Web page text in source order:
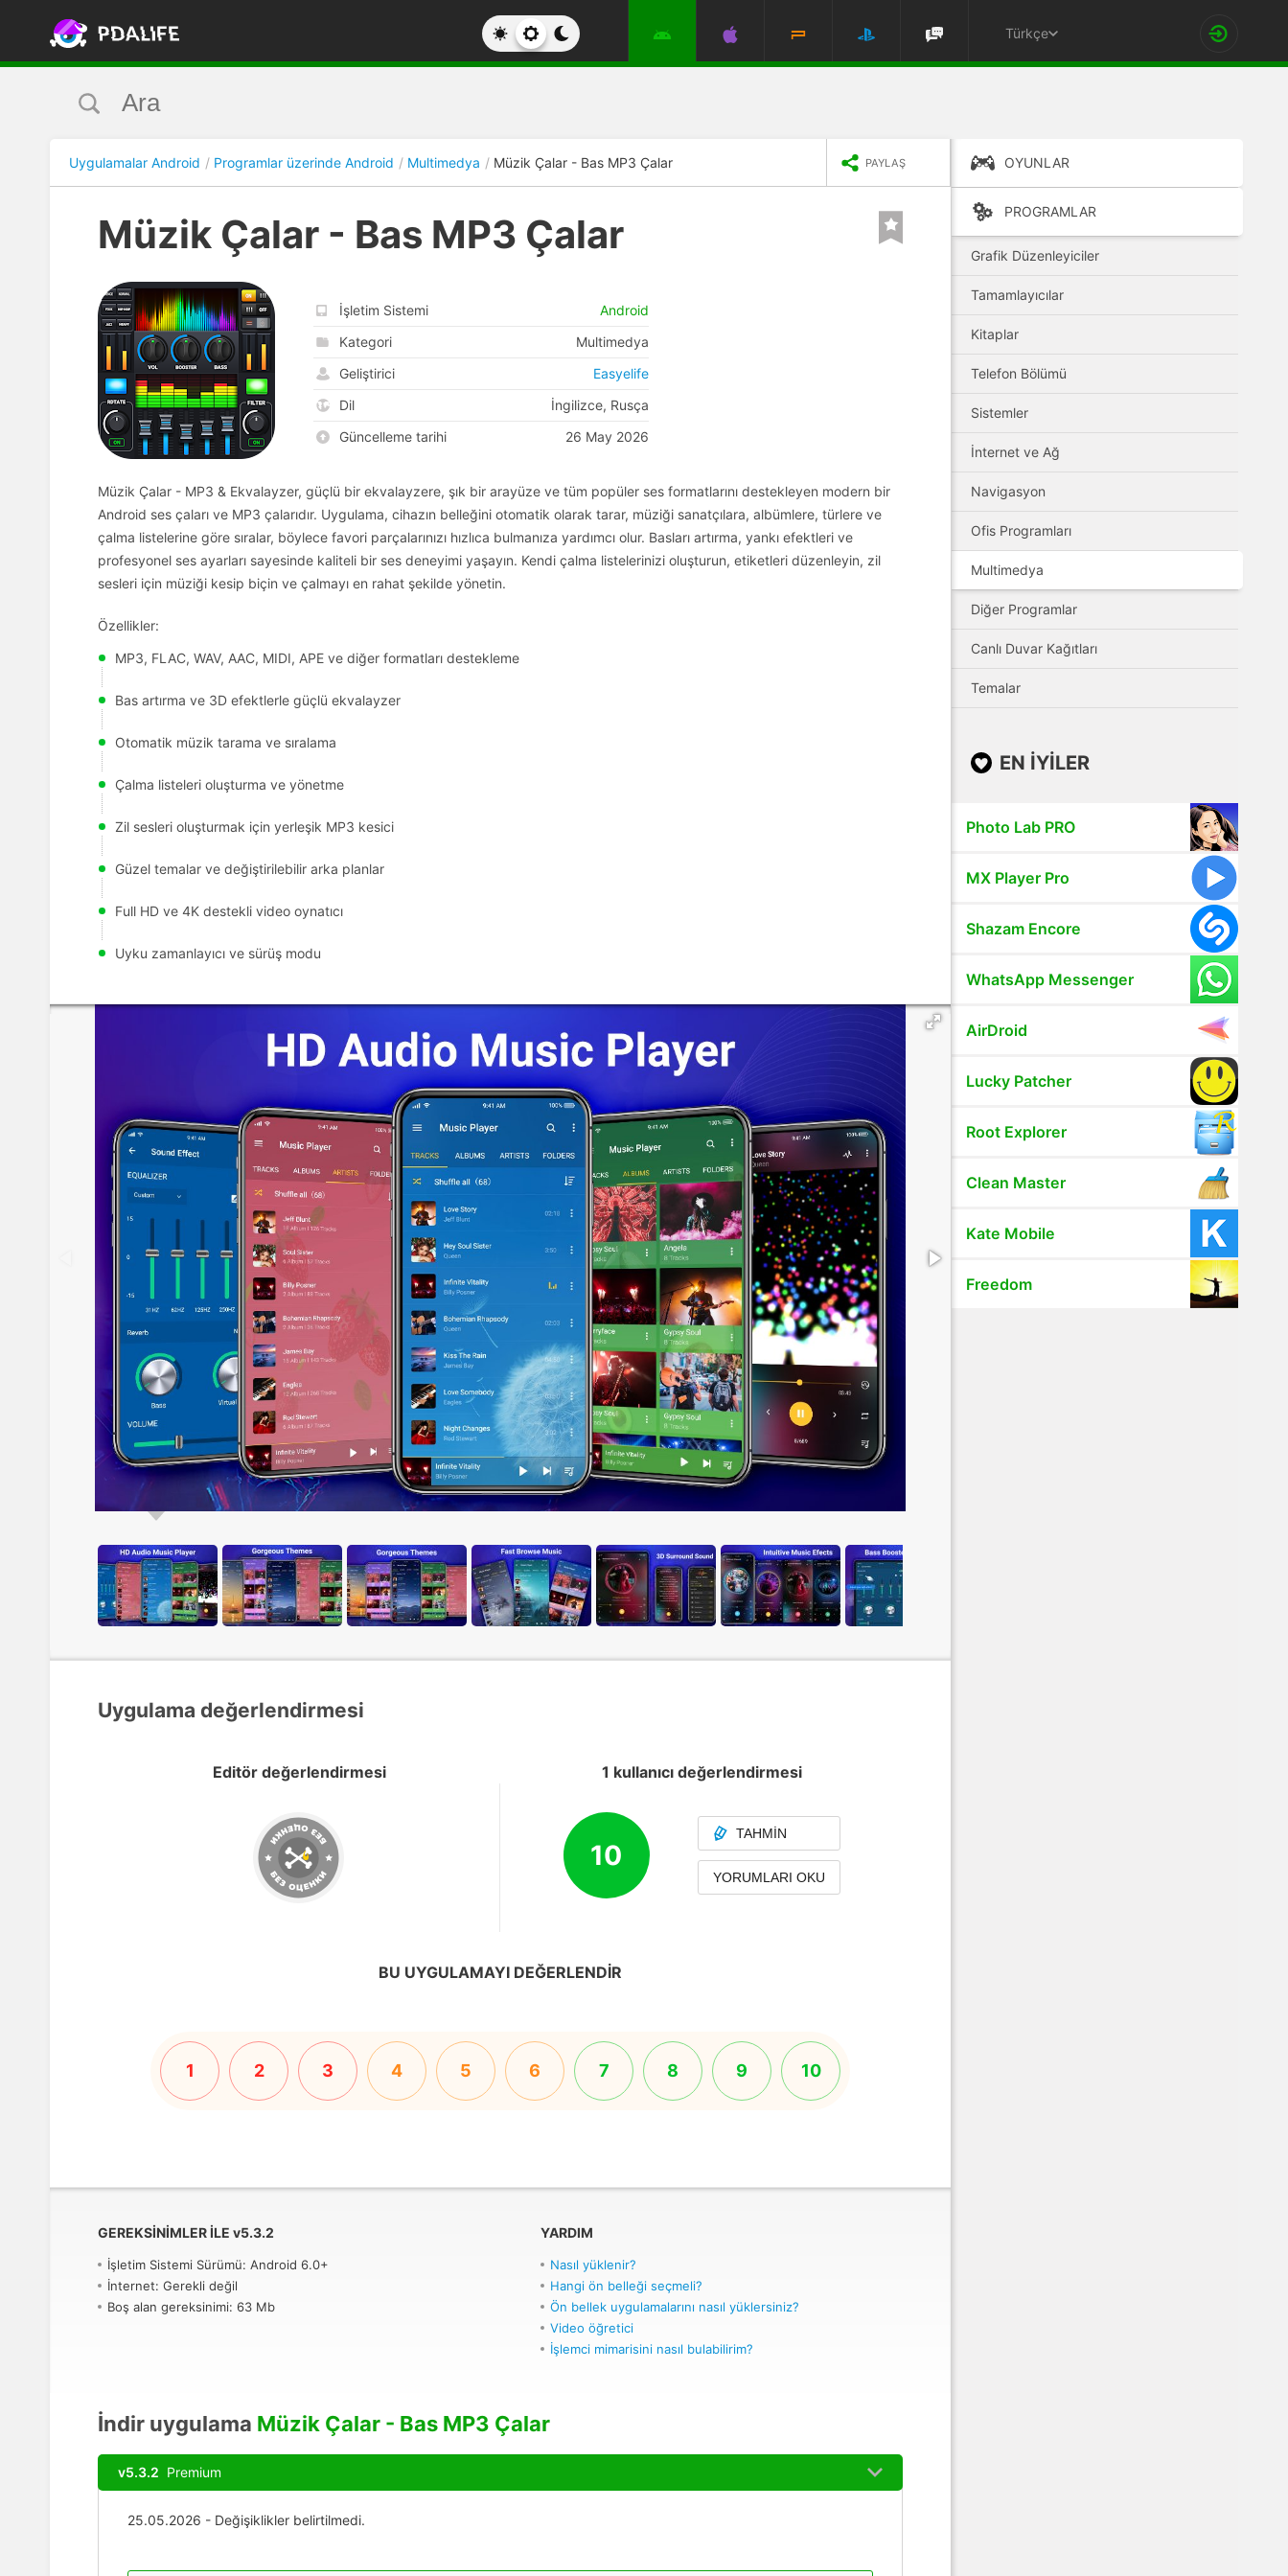
Türkçe
Uygulamalar Android Programlar üzerinde Android Multimedya Müzik Çalar - Bas MP3 Çalar PAYLAŞ
Müzik Çalar - Bas MP3 Çalar
İşletim Sistemi
Android
Kategori
Multimedya
Geliştirici
Easyelife
Dil
İngilizce, Rusça
Güncelleme tarihi
26 May 2026
Müzik Çalar - MP3 & Ekvalayzer, güçlü bir ekvalayzere, şık bir arayüze ve tüm popüler ses formatlarını destekleyen modern bir
Android ses çaları ve MP3 çalarıdır. Uygulama, cihazın belleğini otomatik olarak tarar, müziği sanatçılara, albümlere, türlere ve
çalma listelerine göre sıralar, böylece favori parçalarınızı hızlıca bulmanıza yardımcı olur. Basları artırma, yankı efektleri ve
profesyonel ses ayarları sayesinde kaliteli bir ses deneyimi yaşayın. Kendi çalma listelerinizi oluşturun, etiketleri düzenleyin, zil
sesleri için müziği kesip biçin ve çalmayı en rahat şekilde yönetin.
Özellikler:
MP3, FLAC, WAV, AAC, MIDI, APE ve diğer formatları destekleme
Bas artırma ve 3D efektlerle güçlü ekvalayzer
Otomatik müzik tarama ve sıralama
Çalma listeleri oluşturma ve yönetme
Zil sesleri oluşturmak için yerleşik MP3 kesici
Güzel temalar ve değiştirilebilir arka planlar
Full HD ve 4K destekli video oynatıcı
Uyku zamanlayıcı ve sürüş modu
Uygulama değerlendirmesi
Editör değerlendirmesi 1 kullanıcı değerlendirmesi
10
TAHMIN
YORUMLARI OKU
BU UYGULAMAYI DEĞERLENDIR
1 2 3 4 5 6 7 8 9 10
GEREKSINIMLER ILE v5.3.2
İşletim Sistemi Sürümü: Android 6.0+
İnternet: Gerekli değil
Boş alan gereksinimi: 63 Mb
YARDIM
Nasıl yüklenir?
Hangi ön belleği seçmeli?
Ön bellek uygulamalarını nasıl yüklersiniz?
Video öğretici
İşlemci mimarisini nasıl bulabilirim?
İndir uygulama Müzik Çalar - Bas MP3 Çalar
v5.3.2 Premium
25.05.2026 - Değişiklikler belirtilmedi.
OYUNLAR
PROGRAMLAR
Grafik Düzenleyiciler
Tamamlayıcılar
Kitaplar
Telefon Bölümü
Sistemler
İnternet ve Ağ
Navigasyon
Ofis Programları
Multimedya
Diğer Programlar
Canlı Duvar Kağıtları
Temalar
EN IYILER
Photo Lab PRO
MX Player Pro
Shazam Encore
WhatsApp Messenger
AirDroid
Lucky Patcher
Root Explorer
Clean Master
Kate Mobile
Freedom